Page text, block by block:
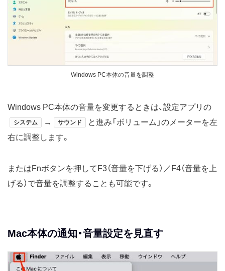
Windows PC本体の音量を調整
Windows PC本体の音量を変更するときは、設定アプリの
システム → サウンド
と進み「ボリューム」のメーターを左
右に調整します。
またはFnボタンを押してF3（音量を下げる）／F4（音量を上
げる）で音量を調整することも可能です。
Mac本体の通知・音量設定を見直す